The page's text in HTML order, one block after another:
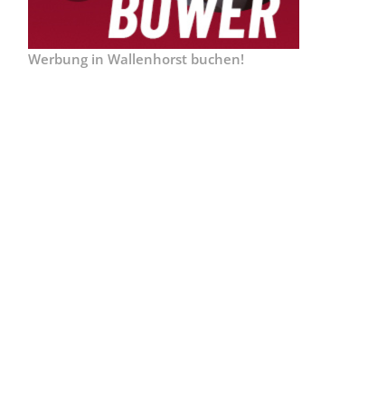
Werbung in Wallenhorst buchen!